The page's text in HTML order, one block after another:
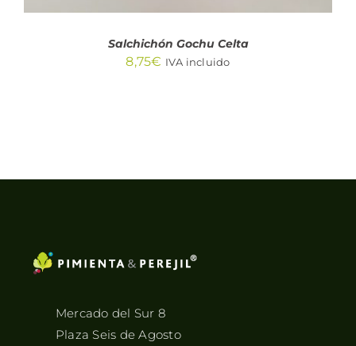
Salchichón Gochu Celta
8,75€ IVA incluido
Mercado del Sur 8
Plaza Seis de Agosto